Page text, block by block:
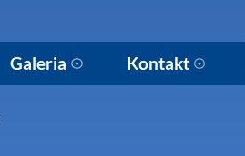
Galeria Kontakt